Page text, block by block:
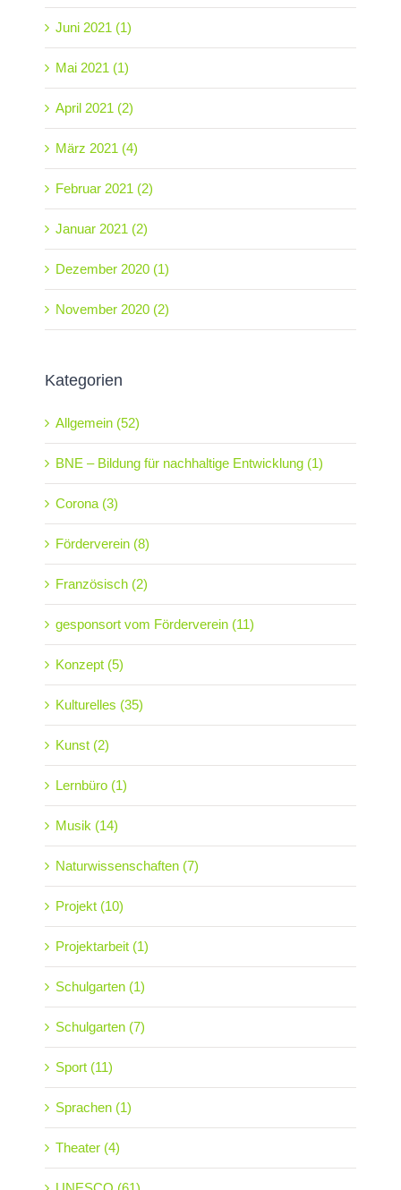
Juni 2021 (1)
Mai 2021 (1)
April 2021 (2)
März 2021 (4)
Februar 2021 (2)
Januar 2021 (2)
Dezember 2020 (1)
November 2020 (2)
Kategorien
Allgemein (52)
BNE – Bildung für nachhaltige Entwicklung (1)
Corona (3)
Förderverein (8)
Französisch (2)
gesponsort vom Förderverein (11)
Konzept (5)
Kulturelles (35)
Kunst (2)
Lernbüro (1)
Musik (14)
Naturwissenschaften (7)
Projekt (10)
Projektarbeit (1)
Schulgarten (1)
Schulgarten (7)
Sport (11)
Sprachen (1)
Theater (4)